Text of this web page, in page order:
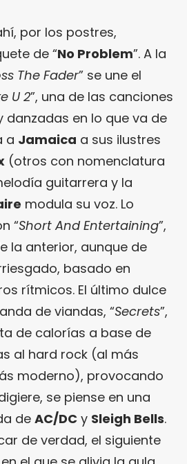
por los postres,
de “No Problem”. A la
The Fader” se une el
U 2”, una de las canciones
en lo que va de
a Jamaica a sus ilustres
(otros con nomenclatura
guitarrera y la
modula su voz. Lo
“Short And Entertaining”,
la anterior, aunque de
basado en
rítmicos. El último dulce
de viandas, “Secrets”,
de calorías a base de
al hard rock (al más
moderno), provocando
se piense en una
de AC/DC y Sleigh Bells.
de verdad, el siguiente